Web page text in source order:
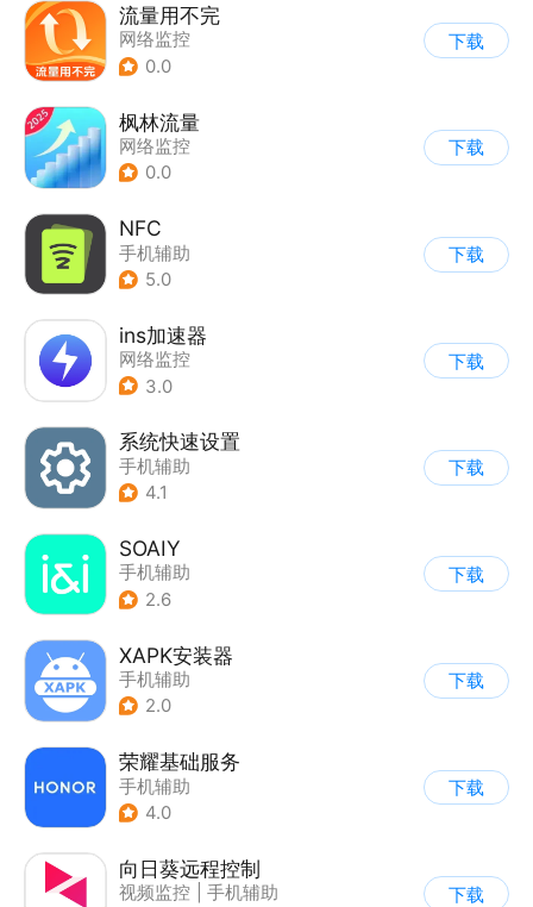
流量用不完
网络监控
0.0
下载
枫林流量
网络监控
0.0
下载
NFC
手机辅助
5.0
下载
ins加速器
网络监控
3.0
下载
系统快速设置
手机辅助
4.1
下载
SOAIY
手机辅助
2.6
下载
XAPK安装器
手机辅助
2.0
下载
荣耀基础服务
手机辅助
4.0
下载
向日葵远程控制
视频监控
手机辅助
下载